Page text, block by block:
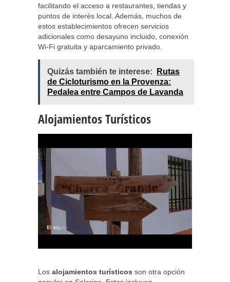
facilitando el acceso a restaurantes, tiendas y
puntos de interés local. Además, muchos de
estos establecimientos ofrecen servicios
adicionales como desayuno incluido, conexión
Wi-Fi gratuita y aparcamiento privado.
Quizás también te interese:
Rutas
de Cicloturismo en la Provenza:
Pedalea entre Campos de Lavanda
Alojamientos Turísticos
Los alojamientos turísticos son otra opción